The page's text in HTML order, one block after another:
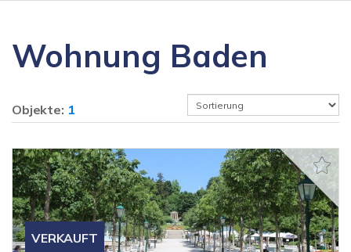
Wohnung Baden
Objekte: 1
VERKAUFT